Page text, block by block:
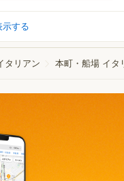
示する
タリアン 本町・船場 イタ